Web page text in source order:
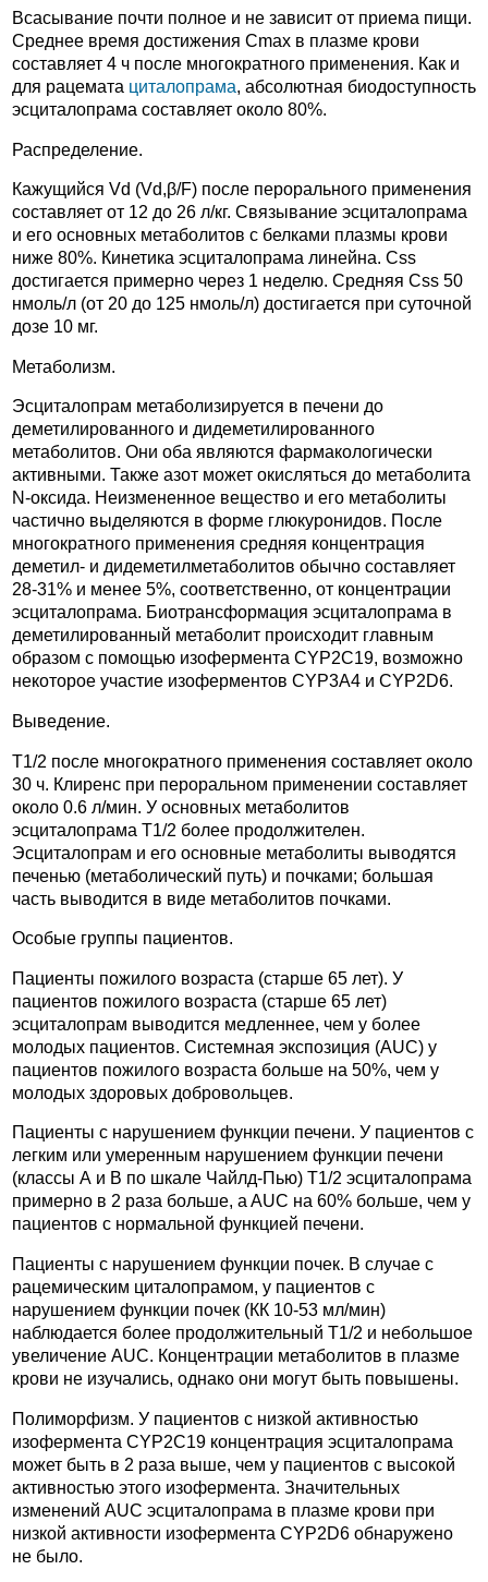
Всасывание почти полное и не зависит от приема пищи.
Среднее время достижения Cmax в плазме крови
составляет 4 ч после многократного применения. Как и
для рацемата циталопрама, абсолютная биодоступность
эсциталопрама составляет около 80%.
Распределение.
Кажущийся Vd (Vd,β/F) после перорального применения
составляет от 12 до 26 л/кг. Связывание эсциталопрама
и его основных метаболитов с белками плазмы крови
ниже 80%. Кинетика эсциталопрама линейна. Css
достигается примерно через 1 неделю. Средняя Css 50
нмоль/л (от 20 до 125 нмоль/л) достигается при суточной
дозе 10 мг.
Метаболизм.
Эсциталопрам метаболизируется в печени до
деметилированного и дидеметилированного
метаболитов. Они оба являются фармакологически
активными. Также азот может окисляться до метаболита
N-оксида. Неизмененное вещество и его метаболиты
частично выделяются в форме глюкуронидов. После
многократного применения средняя концентрация
деметил- и дидеметилметаболитов обычно составляет
28-31% и менее 5%, соответственно, от концентрации
эсциталопрама. Биотрансформация эсциталопрама в
деметилированный метаболит происходит главным
образом с помощью изофермента CYP2C19, возможно
некоторое участие изоферментов CYP3A4 и CYP2D6.
Выведение.
T1/2 после многократного применения составляет около
30 ч. Клиренс при пероральном применении составляет
около 0.6 л/мин. У основных метаболитов
эсциталопрама T1/2 более продолжителен.
Эсциталопрам и его основные метаболиты выводятся
печенью (метаболический путь) и почками; большая
часть выводится в виде метаболитов почками.
Особые группы пациентов.
Пациенты пожилого возраста (старше 65 лет). У
пациентов пожилого возраста (старше 65 лет)
эсциталопрам выводится медленнее, чем у более
молодых пациентов. Системная экспозиция (AUC) у
пациентов пожилого возраста больше на 50%, чем у
молодых здоровых добровольцев.
Пациенты с нарушением функции печени. У пациентов с
легким или умеренным нарушением функции печени
(классы А и В по шкале Чайлд-Пью) T1/2 эсциталопрама
примерно в 2 раза больше, a AUC на 60% больше, чем у
пациентов с нормальной функцией печени.
Пациенты с нарушением функции почек. В случае с
рацемическим циталопрамом, у пациентов с
нарушением функции почек (КК 10-53 мл/мин)
наблюдается более продолжительный T1/2 и небольшое
увеличение AUC. Концентрации метаболитов в плазме
крови не изучались, однако они могут быть повышены.
Полиморфизм. У пациентов с низкой активностью
изофермента CYP2C19 концентрация эсциталопрама
может быть в 2 раза выше, чем у пациентов с высокой
активностью этого изофермента. Значительных
изменений AUC эсциталопрама в плазме крови при
низкой активности изофермента CYP2D6 обнаружено
не было.